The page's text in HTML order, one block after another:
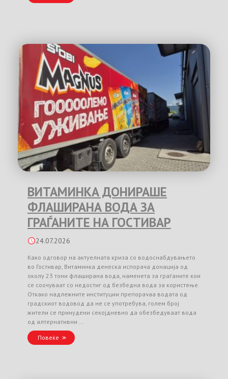
ВИТАМИНКА ДОНИРАШЕ
ФЛАШИРАНА ВОДА ЗА
ГРАЃАНИТЕ НА ГОСТИВАР
24.07.2026
Како одговор на актуелната криза со водоснабдувањето
во Гостивар, Витаминка денеска испорача донација од
околу 23 тони флаширана вода, наменета за граѓаните кои
се соочуваат со недостиг од безбедна вода за користење.
Откако надлежните институции препорачаа водата од
градскиот водовод да не се употребува, голем број
жители се принудени секојдневно да обезбедуваат вода
од алтернативни …
Повеќе